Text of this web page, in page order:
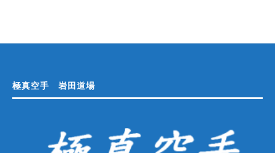
極真空手 岩田道場